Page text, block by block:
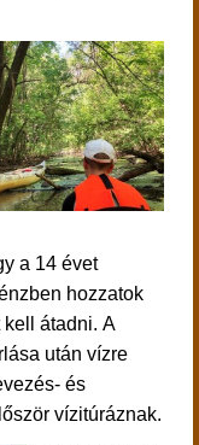
a 14 évet
hozzatok
kell átadni. A
után vízre
és
vízitúráznak.